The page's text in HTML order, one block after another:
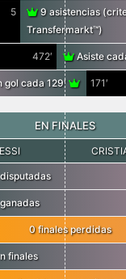
5
9 asistencias
Transfermarkt™)
472′ Asiste
gol cada 129′ 171′
EN FINALES
0 finales perdidas
finales